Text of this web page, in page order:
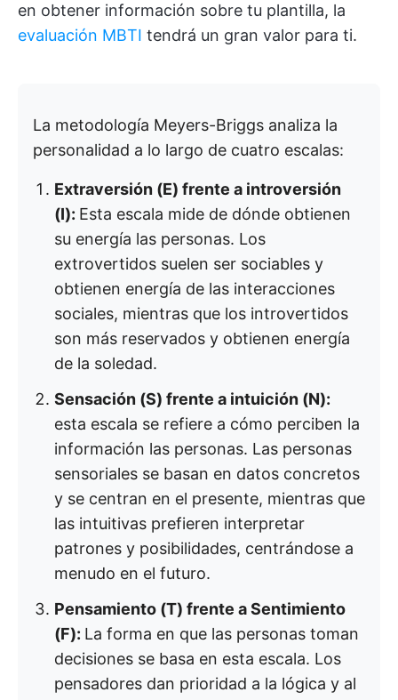
en obtener información sobre tu plantilla, la
evaluación MBTI tendrá un gran valor para ti.
La metodología Meyers-Briggs analiza la
personalidad a lo largo de cuatro escalas:
Extraversión (E) frente a introversión
(I): Esta escala mide de dónde obtienen
su energía las personas. Los
extrovertidos suelen ser sociables y
obtienen energía de las interacciones
sociales, mientras que los introvertidos
son más reservados y obtienen energía
de la soledad.
Sensación (S) frente a intuición (N):
esta escala se refiere a cómo perciben la
información las personas. Las personas
sensoriales se basan en datos concretos
y se centran en el presente, mientras que
las intuitivas prefieren interpretar
patrones y posibilidades, centrándose a
menudo en el futuro.
Pensamiento (T) frente a Sentimiento
(F): La forma en que las personas toman
decisiones se basa en esta escala. Los
pensadores dan prioridad a la lógica y al